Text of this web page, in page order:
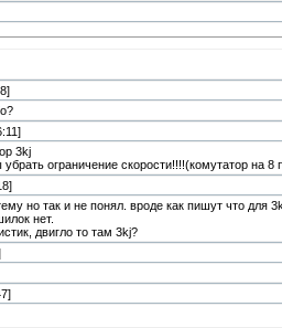
3kj
ограничение скорости!!!!(комутатор на
но так и не понял. вроде как пишут что
нет.
двигло то там 3kj?